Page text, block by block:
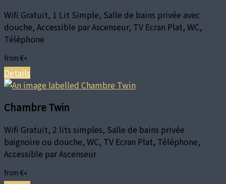
Wifi Gratuit, 1 Lit Simple, Salle de bains privée avec
douche, Accessible par Ascenseur, TV Ecran Plat, WC,
Téléphone
from €*
Details
Chambre Twin
Wifi Gratuit, 2 lits simples, Salle de bains privée
baignoire ou douche, WC, TV Ecran Plat, Téléphone,
Accessible par Ascenseur
from €*